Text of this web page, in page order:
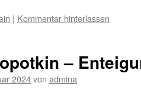
| Kommentar hinterlassen
–
2024von admina